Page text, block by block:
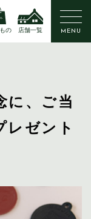
の 店舗一覧 MENU
に、ご当
レゼント